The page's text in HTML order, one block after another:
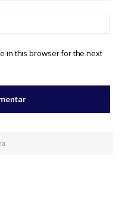
in this browser for the next